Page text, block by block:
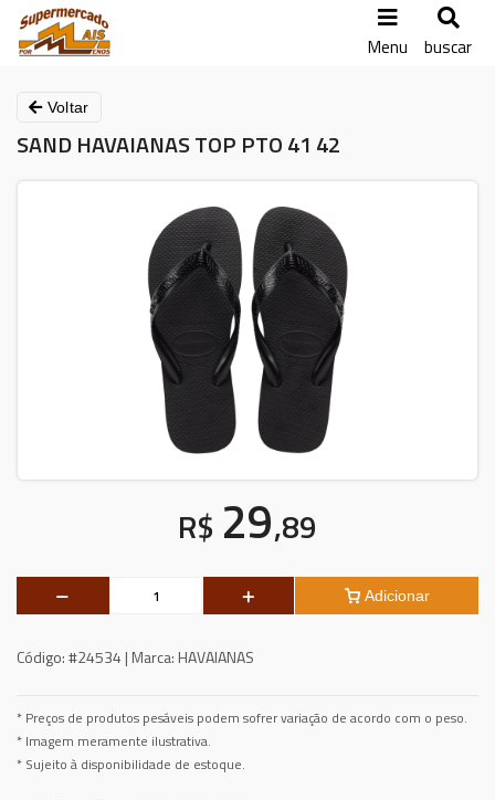
Menu buscar
Voltar
SAND HAVAIANAS TOP PTO 41 42
R$ 29,89
Adicionar
Código:#24534 | Marca: HAVAIANAS
* Preços de produtos pesáveis podem sofrer variação de acordo com o peso.
* Imagem meramente ilustrativa.
* Sujeito à disponibilidade de estoque.